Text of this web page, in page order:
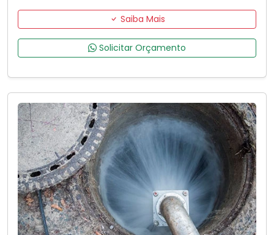
Saiba Mais
Solicitar Orçamento